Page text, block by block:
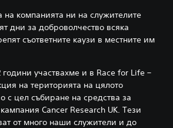
на компанията ни на служителите
дни за доброволчество всяка
съответните каузи в местните им
години участвахме и в Race for Life –
на територията на цялото
с цел събиране на средства за
Cancer Research UK. Тези
от много наши служители и до